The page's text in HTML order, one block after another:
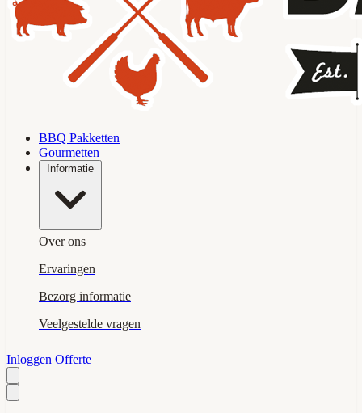
BBQ Pakketten
Gourmetten
Informatie
Over ons
Ervaringen
Bezorg informatie
Veelgestelde vragen
Inloggen Offerte